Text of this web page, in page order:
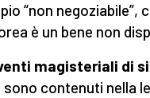
“non negoziabile”,
è un bene non
magisteriali di
sono contenuti nella